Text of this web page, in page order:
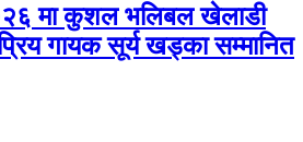
मा कुशल भलिबल खेलाडी
गायक सूर्य खड्का सम्मानित